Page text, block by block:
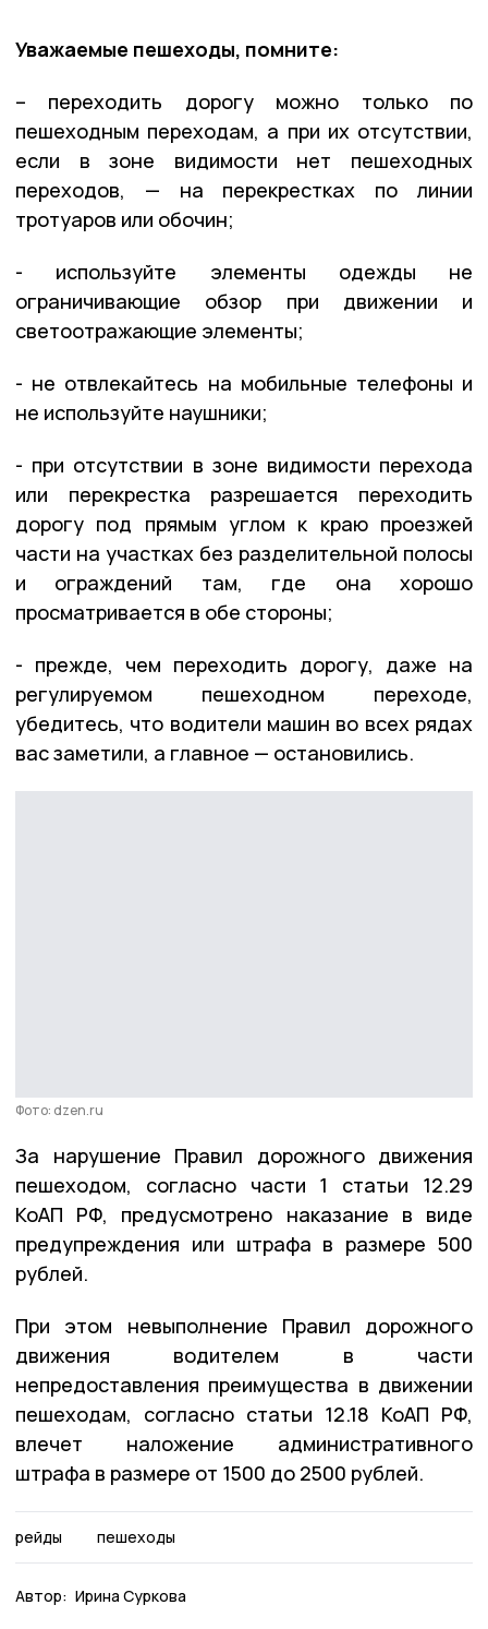
Уважаемые пешеходы, помните:
– переходить дорогу можно только по
пешеходным переходам, а при их отсутствии,
если в зоне видимости нет пешеходных
переходов, — на перекрестках по линии
тротуаров или обочин;
- используйте элементы одежды не
ограничивающие обзор при движении и
светоотражающие элементы;
- не отвлекайтесь на мобильные телефоны и
не используйте наушники;
- при отсутствии в зоне видимости перехода
или перекрестка разрешается переходить
дорогу под прямым углом к краю проезжей
части на участках без разделительной полосы
и ограждений там, где она хорошо
просматривается в обе стороны;
- прежде, чем переходить дорогу, даже на
регулируемом пешеходном переходе,
убедитесь, что водители машин во всех рядах
вас заметили, а главное — остановились.
Фото: dzen.ru
За нарушение Правил дорожного движения
пешеходом, согласно части 1 статьи 12.29
КоАП РФ, предусмотрено наказание в виде
предупреждения или штрафа в размере 500
рублей.
При этом невыполнение Правил дорожного
движения водителем в части
непредоставления преимущества в движении
пешеходам, согласно статьи 12.18 КоАП РФ,
влечет наложение административного
штрафа в размере от 1500 до 2500 рублей.
рейды пешеходы
Автор: Ирина Суркова